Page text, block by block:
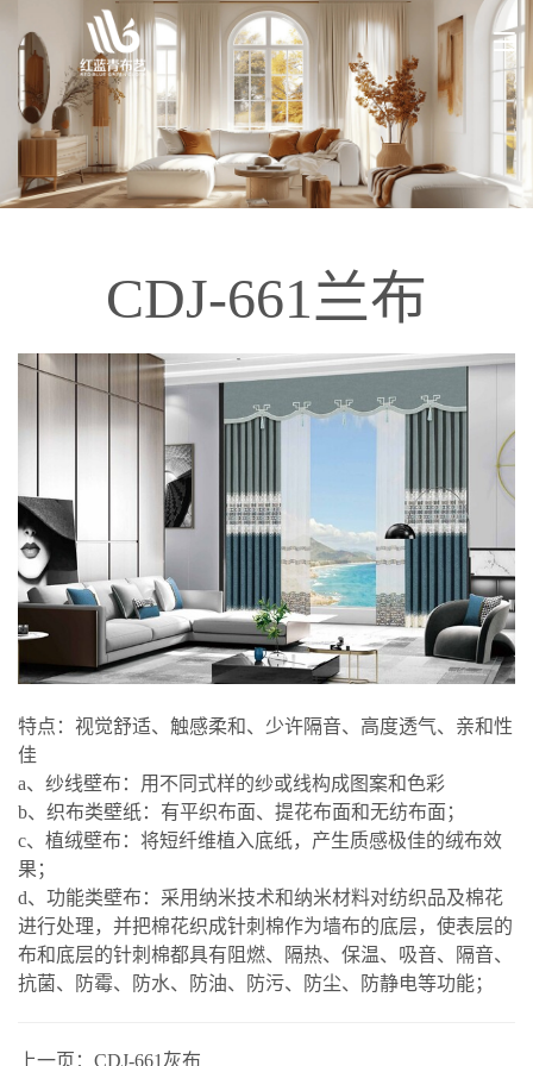
CDJ-661兰布
特点：视觉舒适、触感柔和、少许隔音、高度透气、亲和性
佳
a、纱线壁布：用不同式样的纱或线构成图案和色彩
b、织布类壁纸：有平织布面、提花布面和无纺布面；
c、植绒壁布：将短纤维植入底纸，产生质感极佳的绒布效
果；
d、功能类壁布：采用纳米技术和纳米材料对纺织品及棉花
进行处理，并把棉花织成针刺棉作为墙布的底层，使表层的
布和底层的针刺棉都具有阻燃、隔热、保温、吸音、隔音、
抗菌、防霉、防水、防油、防污、防尘、防静电等功能；
上一页： CDJ-661灰布